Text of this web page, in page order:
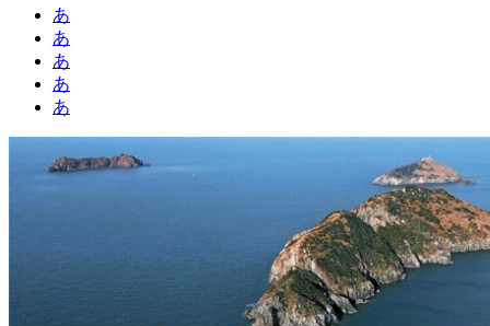
あ
あ
あ
あ
あ